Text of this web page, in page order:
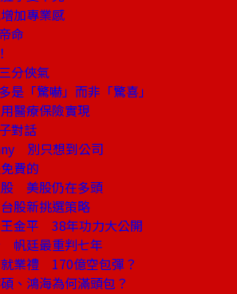
加專業感
命
分俠氣
是「驚嚇」而非「驚喜」
醫療保險實現
對話
別只想到公司
費的
股 美股仍在多頭
股新挑選策略
王金平 38年功力大公開
帆廷最重判七年
業禮 170億空包彈？
、鴻海為何滿頭包？